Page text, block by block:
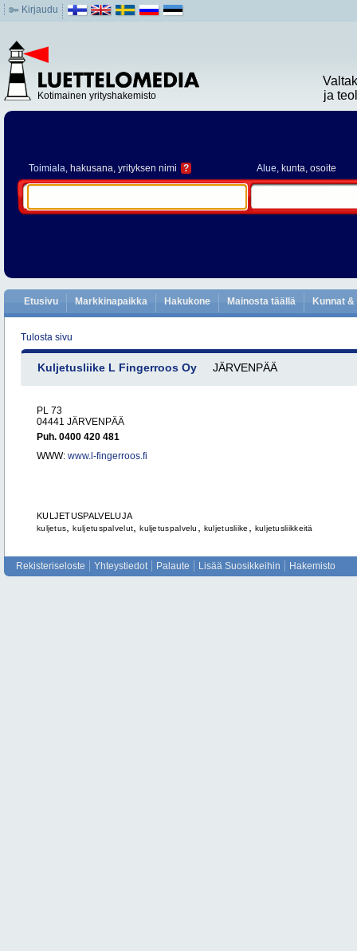
Kirjaudu
Kotimainen yrityshakemisto
ja
Toimiala, hakusana, yrityksen nimi ? Alue, kunta, osoite
Etusivu Markkinapaikka Hakukone Mainosta täällä Kunnat
Tulosta sivu
Kuljetusliike L Fingerroos Oy JÄRVENPÄÄ
PL 73
04441 JÄRVENPÄÄ
Puh. 0400 420 481
WWW: www.l-fingerroos.fi
KULJETUSPALVELUJA
kuljetus ,kuljetuspalvelut ,kuljetuspalvelu kuljetusliike kuljetusliikkeitä
Rekisteriseloste Yhteystiedot Palaute Lisää Suosikkeihin Hakemisto